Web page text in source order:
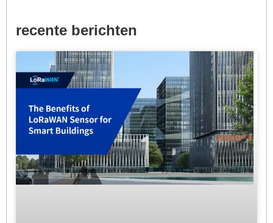
recente berichten